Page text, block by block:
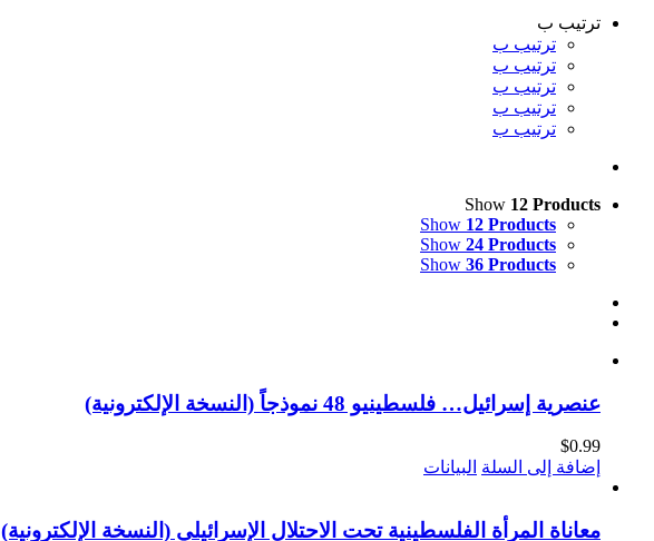
ترتيب ب
ترتيب ب
ترتيب ب
ترتيب ب
ترتيب ب
ترتيب ب
Show 12 Products
Show 12 Products
Show 24 Products
Show 36 Products
عنصرية إسرائيل… فلسطينيو 48 نموذجاً (النسخة الإلكترونية)
$0.99
إضافة إلى السلة البيانات
معاناة المرأة الفلسطينية تحت الاحتلال الإسرائيلي (النسخة الإلكترونية)